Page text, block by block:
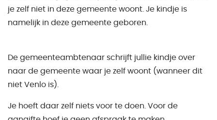
je zelf niet in deze gemeente woont. Je kindje is
namelijk in deze gemeente geboren.
De gemeenteambtenaar schrijft jullie kindje over
naar de gemeente waar je zelf woont (wanneer dit
niet Venlo is).
Je hoeft daar zelf niets voor te doen. Voor de